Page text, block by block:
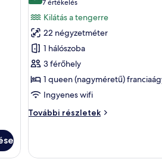
képének
megtekintése:
Superior
szoba
kétszemélyes
ággyal,
erkély,
kilátással
7 értékelés
(7
értékelés)
Kilátás a tengerre
22 négyzetméter
1 hálószoba
3 férőhely
1 queen (nagyméretű)
Ingyenes wifi
További részletek
Superior
erkély,